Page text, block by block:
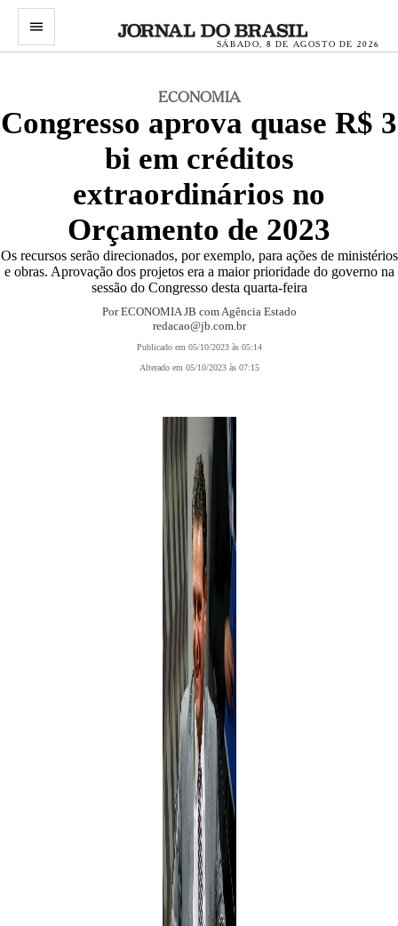
menu
SÁBADO, 8 DE AGOSTO DE 2026
ECONOMIA
Congresso aprova quase R$ 3
bi em créditos
extraordinários no
Orçamento de 2023
Os recursos serão direcionados, por exemplo, para ações de ministérios
e obras. Aprovação dos projetos era a maior prioridade do governo na
sessão do Congresso desta quarta-feira
Por ECONOMIA JB com Agência Estado
redacao@jb.com.br
Publicado em 05/10/2023 às 05:14
Alterado em 05/10/2023 às 07:15